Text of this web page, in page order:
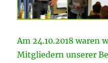
Am 24.10.2018 waren
Mitgliedern unserer